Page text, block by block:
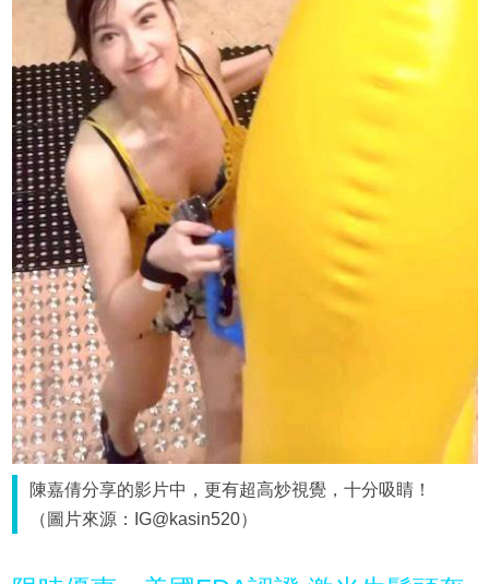
陳嘉倩分享的影片中，更有超高炒視覺，十分吸睛！
（圖片來源：IG@kasin520）